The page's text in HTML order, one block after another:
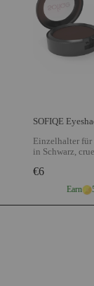
Einzelhalter für
in Schwarz,
perfekten
Anzeigen
Palette –
Eyeshadow
€6
Earn